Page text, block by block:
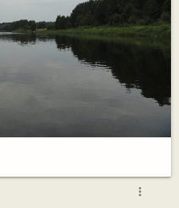
more_vert